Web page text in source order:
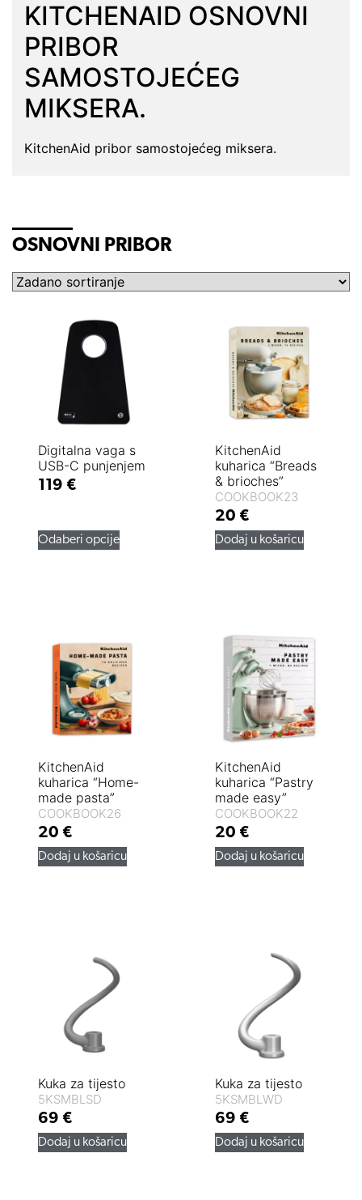
KITCHENAID OSNOVNI
PRIBOR
SAMOSTOJEĆEG
MIKSERA.
KitchenAid pribor samostojećeg miksera.
OSNOVNI PRIBOR
Digitalna vaga s
USB-C punjenjem
119 €
Odaberi opcije
KitchenAid
kuharica “Breads
& brioches”
COOKBOOK23
20 €
Dodaj u košaricu
KitchenAid
kuharica “Home-
made pasta”
COOKBOOK26
20 €
Dodaj u košaricu
KitchenAid
kuharica “Pastry
made easy”
COOKBOOK22
20 €
Dodaj u košaricu
Kuka za tijesto
5KSMBLSD
69 €
Dodaj u košaricu
Kuka za tijesto
5KSMBLWD
69 €
Dodaj u košaricu